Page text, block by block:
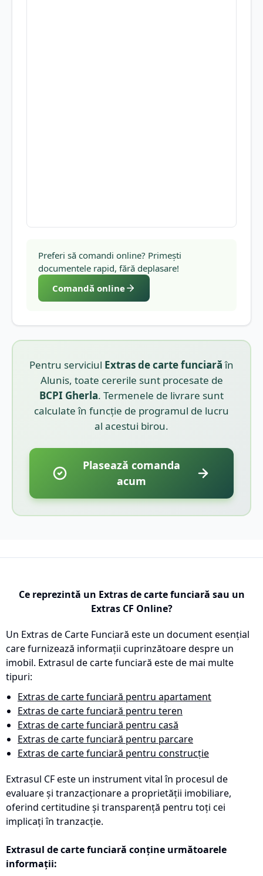
Preferi să comandi online? Primești
documentele rapid, fără deplasare!
Comandă online
Pentru serviciul Extras de carte funciarăîn
Alunis, toate cererile sunt procesate de
BCPI Gherla. Termenele de livrare sunt
calculate în funcție de programul de lucru
al acestui birou.
Plasează comanda
acum
Ce reprezintă un Extras de carte funciară sau un
Extras CF Online?
Un Extras de Carte Funciară este un document esențial
care furnizează informații cuprinzătoare despre un
imobil. Extrasul de carte funciară este de mai multe
tipuri:
Extras de carte funciară pentru apartament
Extras de carte funciară pentru teren
Extras de carte funciară pentru casă
Extras de carte funciară pentru parcare
Extras de carte funciară pentru construcție
Extrasul CF este un instrument vital în procesul de
evaluare și tranzacționare a proprietății imobiliare,
oferind certitudine și transparență pentru toți cei
implicați în tranzacție.
Extrasul de carte funciară conține următoarele
informații: